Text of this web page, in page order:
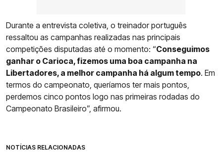
Durante a entrevista coletiva, o treinador português
ressaltou as campanhas realizadas nas principais
competições disputadas até o momento: “Conseguimos
ganhar o Carioca, fizemos uma boa campanha na
Libertadores, a melhor campanha há algum tempo. Em
termos do campeonato, queríamos ter mais pontos,
perdemos cinco pontos logo nas primeiras rodadas do
Campeonato Brasileiro”, afirmou.
NOTÍCIAS RELACIONADAS